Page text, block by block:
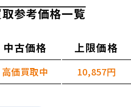
参考価格一覧
中古価格 上限価格
高価買取中 10,857円